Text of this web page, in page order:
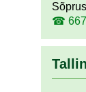
☎ 667